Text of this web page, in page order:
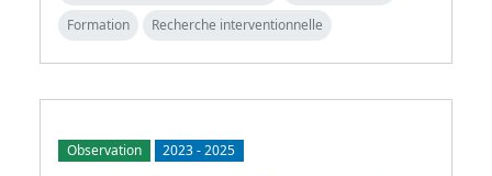
Formation
Recherche interventionnelle
Observation 2023-2025